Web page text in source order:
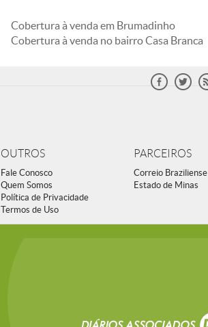
Cobertura à venda em Brumadinho
Cobertura à venda no bairro Casa Branca
OUTROS
Fale Conosco
Quem Somos
Política de Privacidade
Termos de Uso
PARCEIROS
Correio Braziliense
Estado de Minas